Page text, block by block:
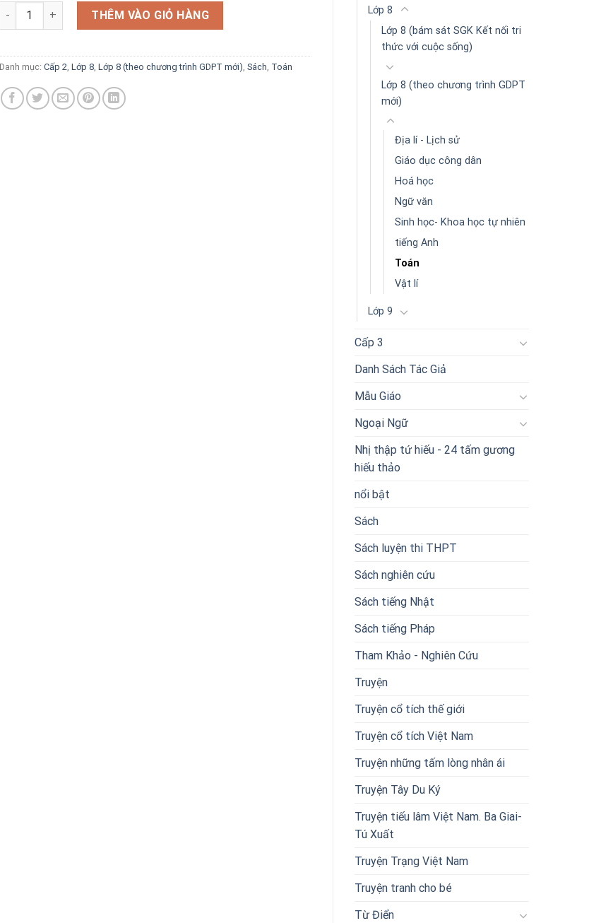
là:
82.000 VND.
tại
là:
57.400 VND.
Hướng dẫn giải bài tập Toán 8 (theo chương trình GDPT mới) số lượng
THÊM VÀO GIỎ HÀNG
Danh mục: Cấp 2 Lớp 8 Lớp 8 (theo chương trình GDPT mới) Sách Toán
Lớp 8
Lớp 8 (bám sát SGK Kết nối tri
thức với cuộc sống)
Lớp 8 (theo chương trình GDPT
mới)
Địa lí - Lịch sử
Giáo dục công dân
Hoá học
Ngữ văn
Sinh học- Khoa học tự nhiên
tiếng Anh
Toán
Vật lí
Lớp 9
Cấp 3
Danh Sách Tác Giả
Mẫu Giáo
Ngoại Ngữ
Nhị thập tứ hiếu - 24 tấm gương
hiếu thảo
nổi bật
Sách
Sách luyện thi THPT
Sách nghiên cứu
Sách tiếng Nhật
Sách tiếng Pháp
Tham Khảo - Nghiên Cứu
Truyện
Truyện cổ tích thế giới
Truyện cổ tích Việt Nam
Truyện những tấm lòng nhân ái
Truyện Tây Du Ký
Truyện tiếu lâm Việt Nam. Ba Giai-
Tú Xuất
Truyện Trạng Việt Nam
Truyện tranh cho bé
Từ Điển